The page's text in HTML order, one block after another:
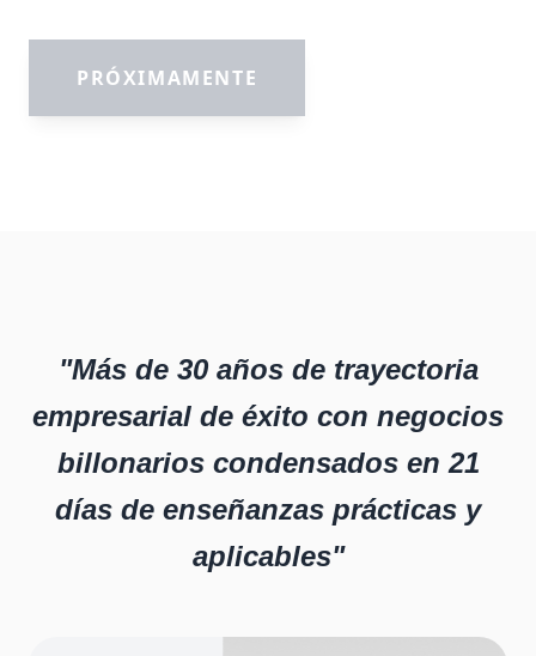
PRÓXIMAMENTE
"Más de 30 años de trayectoria
empresarial de éxito con negocios
billonarios condensados en 21
días de enseñanzas prácticas y
aplicables"